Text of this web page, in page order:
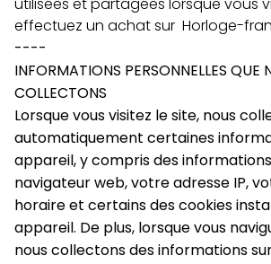
effectuez un achat sur Horloge-
----
INFORMATIONS PERSONNELLES QUE
COLLECTONS
Lorsque vous visitez le site, nous
automatiquement certaines
appareil, y compris des
navigateur web, votre adresse IP,
horaire et certains des cookies
appareil. De plus, lorsque vous
nous collectons des informations